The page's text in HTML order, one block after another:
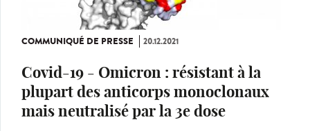
COMMUNIQUÉ DE PRESSE 20.12.2021
Covid-19 - Omicron : résistant à la
plupart des anticorps monoclonaux
mais neutralisé par la 3e dose